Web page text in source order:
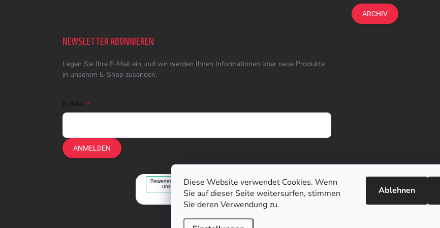
Diese Website verwendet Cookies. Wenn
Sie auf dieser Seite weitersurfen, stimmen
Sie deren Verwendung zu.
Ablehnen
ARCHIV
NEWSLETTER ABONNIEREN
Legen Sie Ihre E-Mail ein und wir werden Ihnen Informationen über neue Produkte
in unserem E-Shop zusenden.
E-MAIL
ANMELDEN